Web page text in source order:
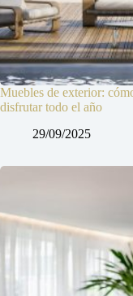
Muebles de exterior:
disfrutar todo el año
29/09/2025